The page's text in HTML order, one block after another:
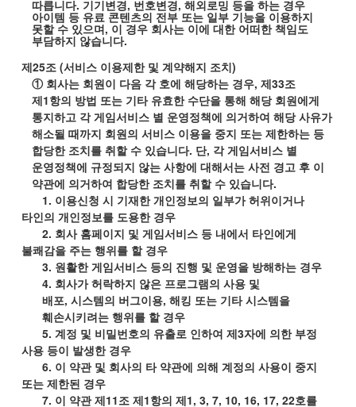
따릅니다. 기기변경, 번호변경, 해외로밍 등을 하는 경우
아이템 등 유료 콘텐츠의 전부 또는 일부 기능을 이용하지
못할 수 있으며, 이 경우 회사는 이에 대한 어떠한 책임도
부담하지 않습니다.
제25조(서비스 이용제한 및 계약해지 조치)
① 회사는 회원이 다음 각 호에 해당하는 경우, 제33조
제1항의 방법 또는 기타 유효한 수단을 통해 해당 회원에게
통지하고 각 게임서비스 별 운영정책에 의거하여 해당 사유가
해소될 때까지 회원의 서비스 이용을 중지 또는 제한하는 등
합당한 조치를 취할 수 있습니다. 단, 각 게임서비스 별
운영정책에 규정되지 않는 사항에 대해서는 사전 경고 후 이
약관에 의거하여 합당한 조치를 취할 수 있습니다.
1. 이용신청 시 기재한 개인정보의 일부가 허위이거나
타인의 개인정보를 도용한 경우
2. 회사 홈페이지 및 게임서비스 등 내에서 타인에게
불쾌감을 주는 행위를 할 경우
3. 원활한 게임서비스 등의 진행 및 운영을 방해하는 경우
4. 회사가 허락하지 않은 프로그램의 사용 및
배포,시스템의 버그이용,해킹 또는 기타 시스템을
훼손시키려는 행위를 할 경우
5.계정 및 비밀번호의 유출로 인하여 제3자에 의한 부정
사용 등이 발생한 경우
6. 이 약관 및 회사의 타 약관에 의해 계정의 사용이 중지
또는 제한된 경우
7. 이 약관 제11조 제1항의 제1, 3, 7, 10, 16, 17, 22호를